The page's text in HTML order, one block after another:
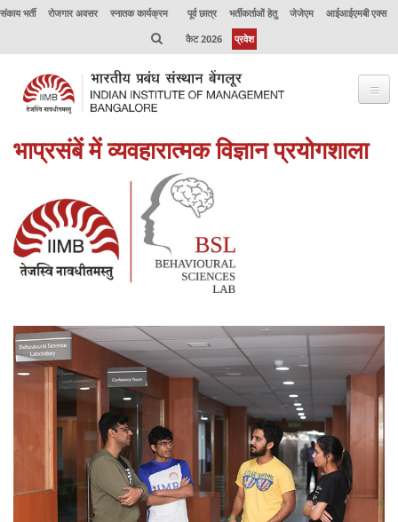
संकाय भर्ती रोजगार अवसर स्नातक कार्यक्रम पूर्व छात्र भर्तीकर्ताओं हेतु जेजेएम
आईआईएमबी एक्स
कैट 2026
प्रवेश
भाप्रसंबें के विषय में
कार्यपालक शिक्षा
उत्कृष्टता केंद्र
अनुसंधान
जर्नल
भाप्रसंबें में व्‍यवहारात्मक विज्ञान प्रयोगशाला